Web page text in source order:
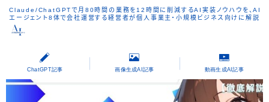
Claude/ChatGPTで月80時間の業務を12時間に削減するAI実装ノウハウを、AI
エージェント8体で会社運営する経営者が個人事業主・小規模ビジネス向けに解説
ChatGPT記事 画像生成AI記事 動画生成AI記事